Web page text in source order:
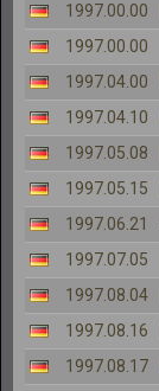
1997.00.00
1997.00.00
1997.04.00
1997.04.10
1997.05.08
1997.05.15
1997.06.21
1997.07.05
1997.08.04
1997.08.16
1997.08.17